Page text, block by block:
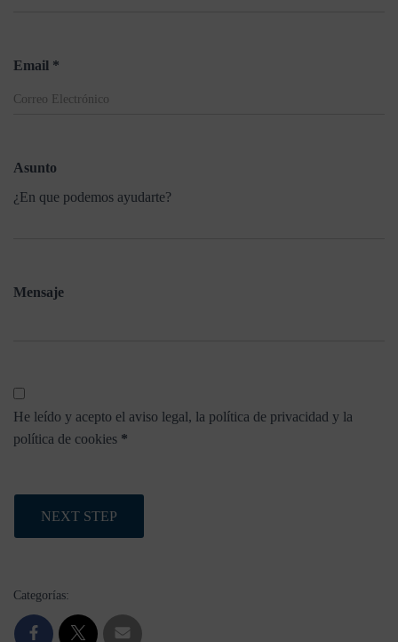
Email (required)
*
Asunto
¿En que podemos ayudarte?
Mensaje
He leído y acepto el aviso legal, la política de privacidad y la
política de cookies (required)
*
NEXT STEP
Categorías: